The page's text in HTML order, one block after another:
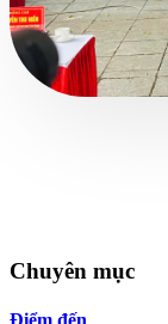
Chuyên mục